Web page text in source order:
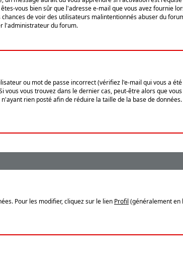
vous bien sûr que l'adresse e-mail que vous avez fournie
de voir des utilisateurs malintentionnés abuser du
l'administrateur du forum.
ou mot de passe incorrect (vérifiez l'e-mail qui vous a
vous trouvez dans le dernier cas, peut-être alors que
rien posté afin de réduire la taille de la base de
Pour les modifier, cliquez sur le lien Profil (généralement en